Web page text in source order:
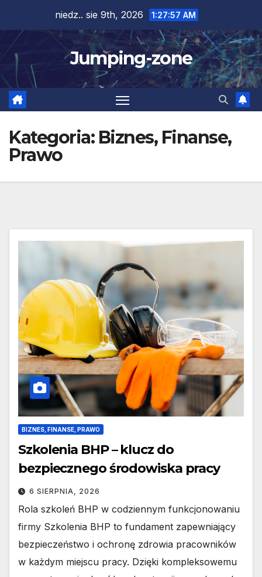
content
niedz.. sie 9th, 2026 1:27:59 AM
Jumping-zone
Kategoria: Biznes, Finanse,
Prawo
BIZNES, FINANSE, PRAWO
Szkolenia BHP – klucz do
bezpiecznego środowiska pracy
6 SIERPNIA, 2026
Rola szkoleń BHP w codziennym funkcjonowaniu
firmy Szkolenia BHP to fundament zapewniający
bezpieczeństwo i ochronę zdrowia pracowników
w każdym miejscu pracy. Dzięki kompleksowemu